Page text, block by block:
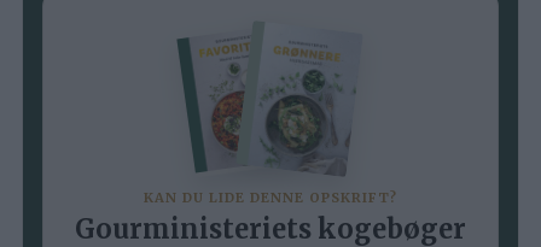
KAN DU LIDE DENNE OPSKRIFT?
Gourministeriets kogebøger